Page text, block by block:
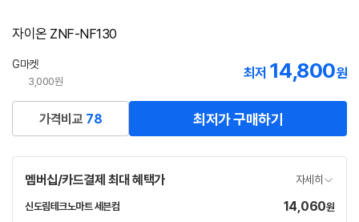
자이온 ZNF-NF130
G마켓
3,000원
최저 14,800원
가격비교 78 최저가 구매하기
멤버십/카드결제 최대 혜택가 자세히
신도림테크노마트 세븐컴네
가
14,060원